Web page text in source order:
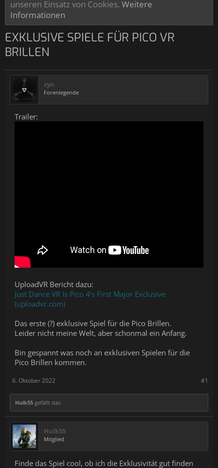
unseren Einsatz von Cookies. Weitere
Informationen
EXKLUSIVE SPIELE FÜR PICO VR
BRILLEN
zyn
Forenlegende
Trailer:
UploadVR Bericht dazu:
Just Dance VR Is Pico 4's First Major Exclusive
(uploadvr.com)
Das erste (?) exklusive Spiel für die Pico Brillen.
Leider nicht meine Welt, aber schonmal ein Anfang.
Bin gespannt was noch an exklusiven Spielen für die
Pico Brillen kommen.
#1
6. Oktober 2022
Hulk55 gefällt das.
Hulk55
Mitglied
Finde das Spiel cool, ob ich die Exklusivität gut finden